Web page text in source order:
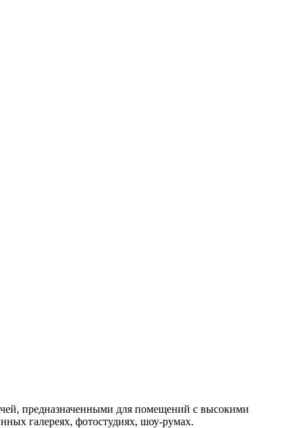
предназначенными для помещений с высокими
галереях, фотостудиях, шоу-румах.